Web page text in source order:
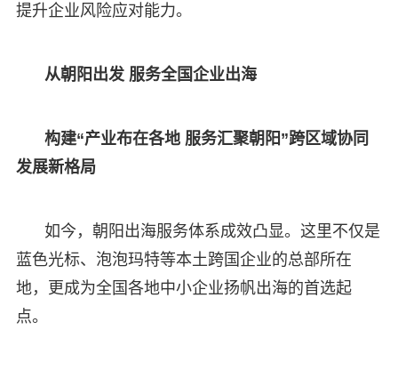
提升企业风险应对能力。
从朝阳出发 服务全国企业出海
构建“产业布在各地 服务汇聚朝阳”跨区域协同
发展新格局
如今，朝阳出海服务体系成效凸显。这里不仅是
蓝色光标、泡泡玛特等本土跨国企业的总部所在
地，更成为全国各地中小企业扬帆出海的首选起
点。